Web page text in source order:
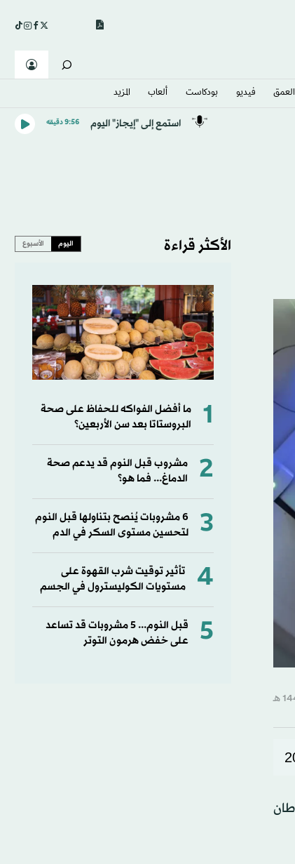
العمق فيديو بودكاست ألعاب المزيد
استمع إلى "إيجاز" اليوم 9:56 دقيقه
الأكثر قراءة اليوم الأسبوع
1
ما أفضل الفواكه للحفاظ على صحة
البروستاتا بعد سن الأربعين؟
2
مشروب قبل النوم قد يدعم صحة
الدماغ... فما هو؟
3
6 مشروبات يُنصح بتناولها قبل النوم
لتحسين مستوى السكر في الدم
4
تأثير توقيت شرب القهوة على
مستويات الكوليسترول في الجسم
5
قبل النوم... 5 مشروبات قد تساعد
على خفض هرمون التوتر